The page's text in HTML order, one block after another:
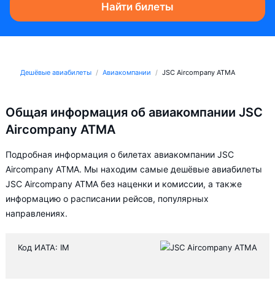
Найти билеты
Дешёвые авиабилеты Авиакомпании JSC Aircompany ATMA
Общая информация об авиакомпании JSC
Aircompany ATMA
Подробная информация о билетах авиакомпании JSC
Aircompany ATMA. Мы находим самые дешёвые авиабилеты
JSC Aircompany ATMA без наценки и комиссии, а также
информацию о расписании рейсов, популярных
направлениях.
Код ИАТА: IM